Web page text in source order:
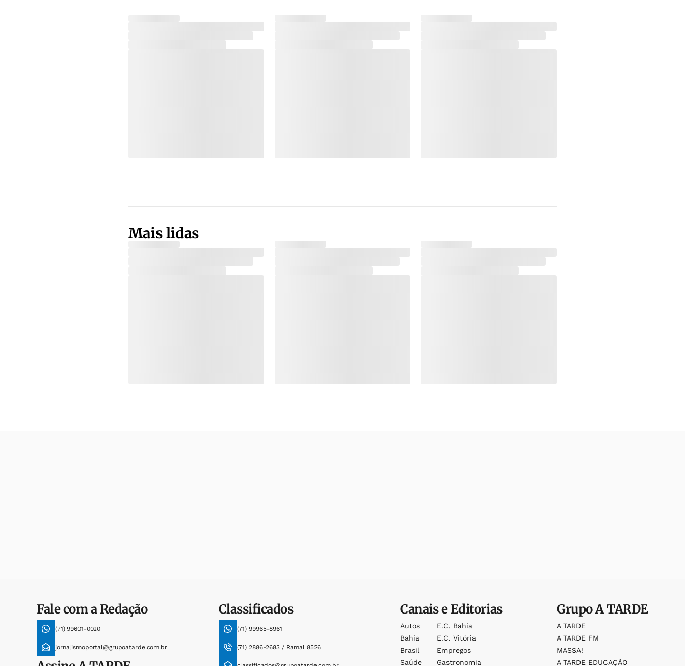
Mais lidas
Fale com a Redação
(71) 99601-0020
jornalismoportal@grupoatarde.com.br
Classificados
(71) 99965-8961
(71) 2886-2683 / Ramal 8526
Canais e Editorias
Autos
Bahia
Brasil
Saúde
E.c. Bahia
E.c. Vitória
Empregos
Gastronomia
GrupoA TARDE
A TARDE
A TARDE FM
MASSA!
A TARDE EDUCAÇÃO